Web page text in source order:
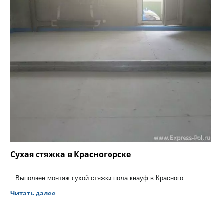
Сухая стяжка в Красногорске
Выполнен монтаж сухой стяжки пола кнауф в Красного
Читать далее